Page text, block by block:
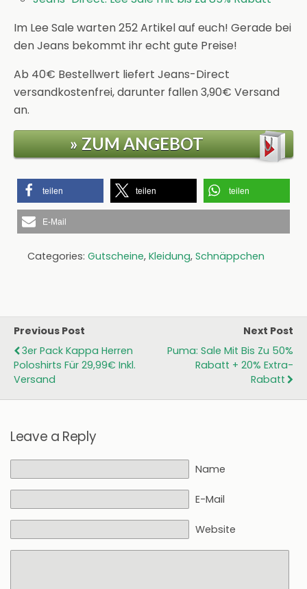
Im Lee Sale warten 252 Artikel auf euch! Gerade bei
den Jeans bekommt ihr echt gute Preise!
Ab 40€ Bestellwert liefert Jeans-Direct
versandkostenfrei, darunter fallen 3,90€ Versand
an.
» ZUM ANGEBOT
teilen teilen teilen
E-Mail
Categories: Gutscheine, Kleidung, Schnäppchen
Previous Post
3er Pack Kappa Herren
Poloshirts Für 29,99€ Inkl.
Versand
Next Post
Puma: Sale Mit Bis Zu 50%
Rabatt + 20% Extra-
Rabatt
Leave a Reply
Name
E-Mail
Website